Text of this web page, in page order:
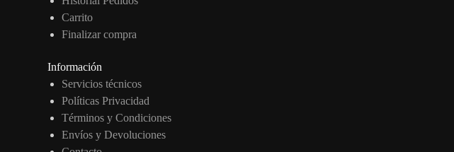
Carrito
Finalizar compra
Información
Servicios técnicos
Políticas Privacidad
Términos y Condiciones
Envíos y Devoluciones